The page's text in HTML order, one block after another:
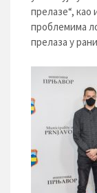
прелазе“, као
проблемима
прелаза у